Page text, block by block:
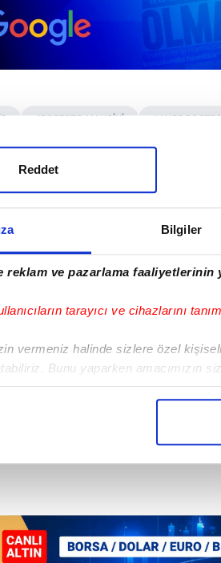
Bilgiler
reklam ve pazarlama faaliyetlerinin
tarayıcı ve cihazlarını
vermeniz halinde sizlere özel
Bunu yaparken amacımızın
adına elimizden gelen çabayı
gelir kalemimiz olduğunu sizlere
kullanıcılar, bu çerezlere izin
Diğer çerezler, sitemizin
faaliyetlerinin yapılması,
Reddet
#ROBERTO MANCİNİ #ANGE
Özel Ayrıcalıkları Keşfedin!